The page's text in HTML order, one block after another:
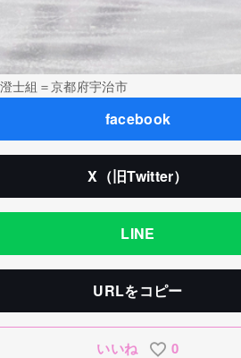
士組＝京都府宇治市
facebook
X（旧Twitter）
LINE
URLをコピー
いいね 0